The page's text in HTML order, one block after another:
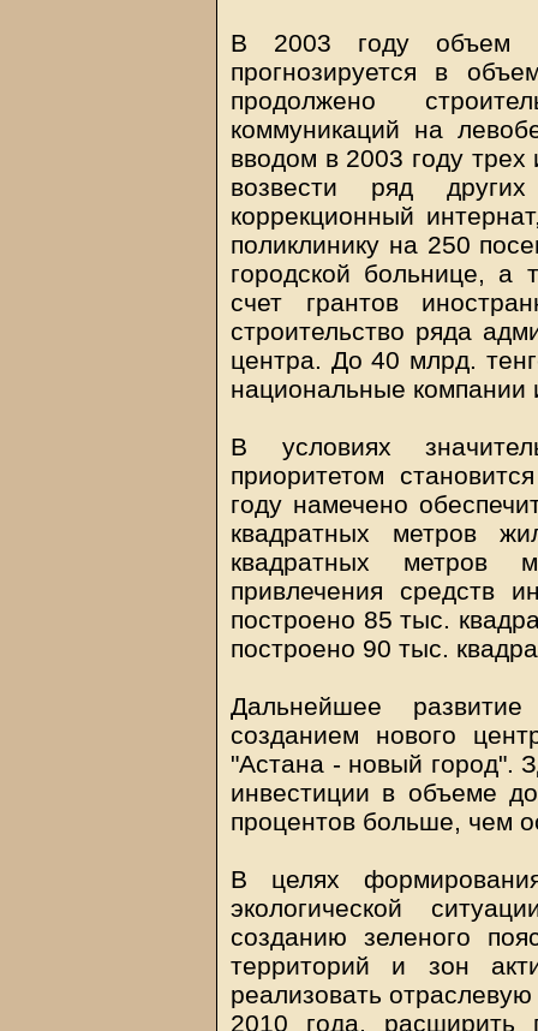
В 2003 году объем
прогнозируется в
продолжено
коммуникаций на
вводом в 2003 году
возвести ряд других
коррекционный
поликлинику на 250
городской больнице, а
счет грантов
строительство ряда
центра. До 40 млрд.
национальные компании
В условиях
приоритетом
году намечено
квадратных метров
квадратных метров
привлечения средств
построено 85 тыс.
построено 90 тыс.
Дальнейшее
созданием нового
"Астана - новый город".
инвестиции в объеме
процентов больше, чем
В целях
экологической
созданию зеленого
территорий и зон
реализовать
2010 года, расширить